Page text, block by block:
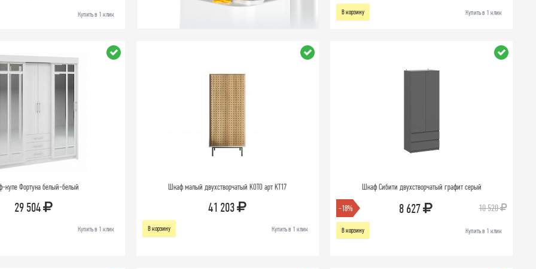
Купить в 1 клик В корзину Купить в 1 клик
купе Фортуна белый-белый
29 504
Купить в 1 клик
Шкаф малый двухстворчатый KOTO арт KT17
41 203
В корзину Купить в 1 клик
Шкаф Сибити двухстворчатый графит серый
-18% 8 627 10 520
В корзину Купить в 1 клик